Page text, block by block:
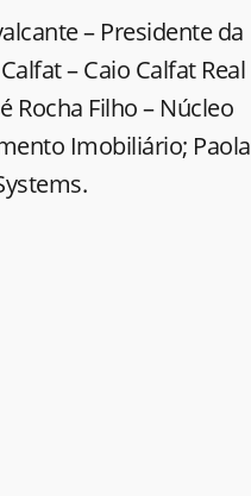
– Presidente da
– Caio Calfat Real
Rocha Filho – Núcleo
Imobiliário; Paola